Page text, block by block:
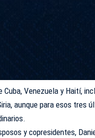
Venezuela y Haití,
aunque para esos tres
y copresidentes,